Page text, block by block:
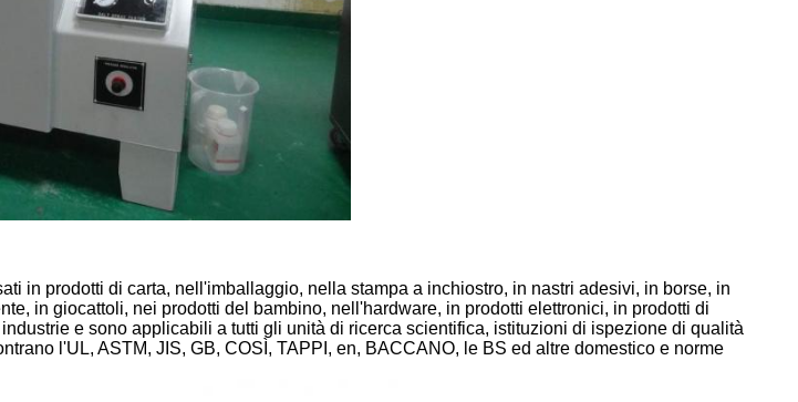
in prodotti di carta, nell'imballaggio, nella stampa a inchiostro, in nastri adesivi, in borse, in
in giocattoli, nei prodotti del bambino, nell'hardware, in prodotti elettronici, in prodotti di
e sono applicabili a tutti gli unità di ricerca scientifica, istituzioni di ispezione di qualità
l'UL, ASTM, JIS, GB, COSÌ, TAPPI, en, BACCANO, le BS ed altre domestico e norme